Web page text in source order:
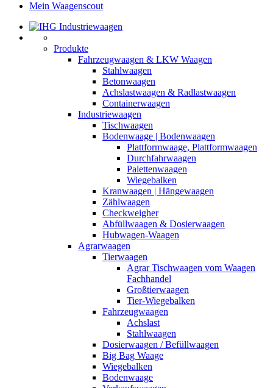
Mein Waagenscout
Produkte
Fahrzeugwaagen & LKW Waagen
Stahlwaagen
Betonwaagen
Achslastwaagen & Radlastwaagen
Containerwaagen
Industriewaagen
Tischwaagen
Bodenwaage | Bodenwaagen
Plattformwaage, Plattformwaagen
Durchfahrwaagen
Palettenwaagen
Wiegebalken
Kranwaagen | Hängewaagen
Zählwaagen
Checkweigher
Abfüllwaagen & Dosierwaagen
Hubwagen-Waagen
Agrarwaagen
Tierwaagen
Agrar Tischwaagen vom Waagen
Fachhandel
Großtierwaagen
Tier-Wiegebalken
Fahrzeugwaagen
Achslast
Stahlwaagen
Dosierwaagen / Befüllwaagen
Big Bag Waage
Wiegebalken
Bodenwaage